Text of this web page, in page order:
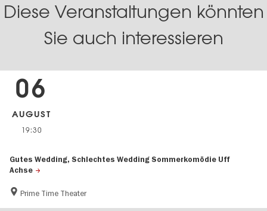
Diese Veranstaltungen könnten
Sie auch interessieren
Gutes Wedding, Schlechtes Wedding Sommerkomödie Uff
Achse
Prime Time Theater
06
AUGUST
19:30